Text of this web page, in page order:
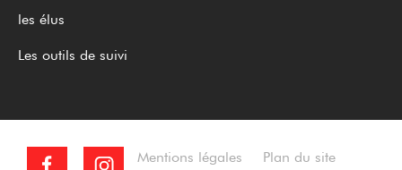
les élus
Les outils de suivi
Mentions légales
Plan du site